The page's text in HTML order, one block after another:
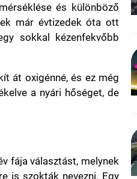
és különböző
már évtizedek óta ott
sokkal kézenfekvőbb
át oxigénné, és ez még
a nyári hőséget, de
fája választást, melynek
is szokták nevezni. Egy